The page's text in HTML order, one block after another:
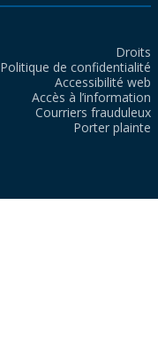
Droits
Politique de confidentialité
Accessibilité web
Accès à l’information
Courriers frauduleux
Porter plainte